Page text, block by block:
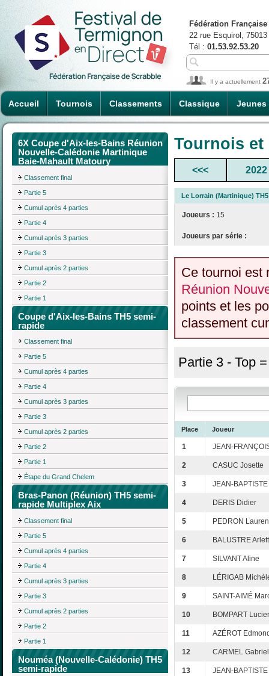
Accueil Tournois Classements Classique Jeunes
Fédération
22 rue Esquirol,
Tél : 01.53.92.53.20
Il y a actuellement
6X Coupe d'Aix-les-Bains Réunion
Nouvelle-Calédonie Martinique
Baie-Mahault Matoury
Classement final
Partie 5
Cumul après 4 parties
Partie 4
Cumul après 3 parties
Partie 3
Cumul après 2 parties
Partie 2
Partie 1
Coupe d'Aix-les-Bains TH5 semi-
rapide
Classement final
Partie 5
Cumul après 4 parties
Partie 4
Cumul après 3 parties
Partie 3
Cumul après 2 parties
Partie 2
Partie 1
Étape du Grand Chelem
Bras-Panon (Réunion) TH5 semi-
rapide Multiplex Aix
Classement final
Partie 5
Cumul après 4 parties
Partie 4
Cumul après 3 parties
Partie 3
Cumul après 2 parties
Partie 2
Partie 1
Nouméa (Nouvelle-Calédonie) TH5
semi-rapide
Tournois
<<< 2022
Le Lorrain (Martinique)
Joueurs : 15
Joueurs par série :
Ce tournoi est
Réunion
points et les
classement
Partie 3 - Top
Place Joueur
1 JEAN-
2 CASUC Josette
3 JEAN-
4 DERIS Didier
5 PEDRON
6 BALUSTRE
7 SILVANT Aline
8 LÉRIGAB
9 SAINT-AIMÉ
10 BOMPART
11 AZÉROT
12 CARMEL
13 JEAN-